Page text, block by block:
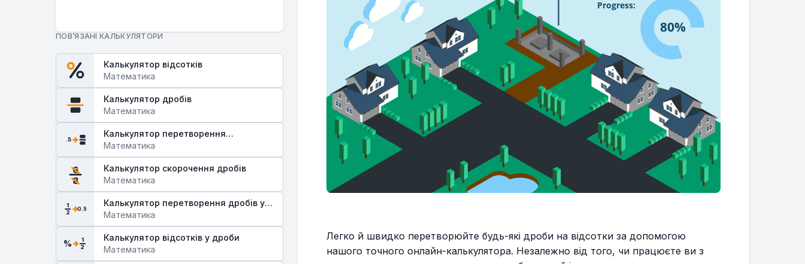
ПОВ’ЯЗАНІ КАЛЬКУЛЯТОРИ
Калькулятор відсотків
Математика
Калькулятор дробів
Математика
.5
Калькулятор перетворення
десяткових дробів у звичайні
Математика
6
8
Калькулятор скорочення дробів
Математика
1
2 0.5
Калькулятор перетворення дробів у
десяткові
Математика
% 1
2
Калькулятор відсотків у дроби
Математика
Легко й швидко перетворюйте будь-які дроби на відсотки за допомогою
нашого точного онлайн-калькулятора. Незалежно від того, чи працюєте ви з